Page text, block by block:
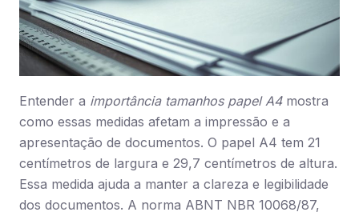
Entender a importância tamanhos papel A4mostra
como essas medidas afetam a impressão e a
apresentação de documentos. O papel A4 tem 21
centímetros de largura e 29,7 centímetros de altura.
Essa medida ajuda a manter a clareza e legibilidade
dos documentos. A norma ABNT NBR 10068/87,